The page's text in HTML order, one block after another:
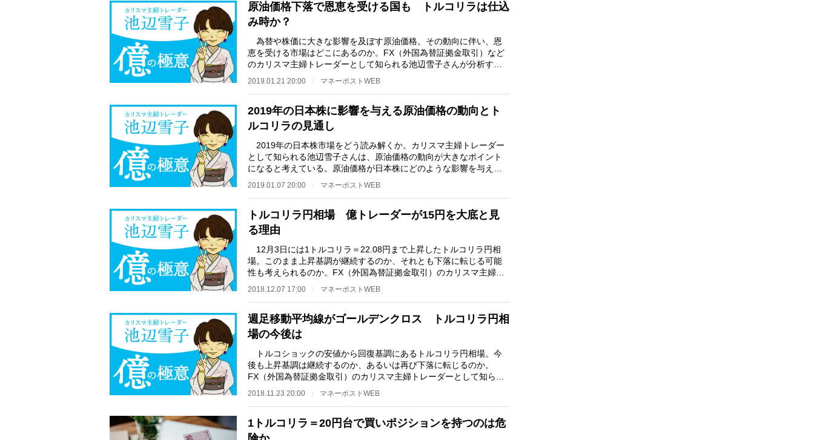
原油価格下落で恩恵を受ける国も トルコリラは仕込
み時か？
為替や株価に大きな影響を及ぼす原油価格。その動向に伴い、恩
恵を受ける市場はどこにあるのか。FX（外国為替証拠金取引）など
のカリスマ主婦トレーダーとして知られる池辺雪子さんが分析す
2019.01.21 20:00 マネーポストWEB
2019年の日本株に影響を与える原油価格の動向とト
ルコリラの見通し
2019年の日本株市場をどう読み解くか。カリスマ主婦トレーダー
として知られる池辺雪子さんは、原油価格の動向が大きなポイント
になると考えている。原油価格が日本株にどのような影響を与える
2019.01.07 20:00 マネーポストWEB
トルコリラ円相場 億トレーダーが15円を大底と見
る理由
12月3日には1トルコリラ＝22.08円まで上昇したトルコリラ円相
場。このまま上昇基調が継続するのか、それとも下落に転じる可能
性も考えられるのか。FX（外国為替証拠金取引）のカリスマ主婦ト
2018.12.07 17:00 マネーポストWEB
週足移動平均線がゴールデンクロス トルコリラ円相
場の今後は
トルコショックの安値から回復基調にあるトルコリラ円相場。今
後も上昇基調は継続するのか、あるいは再び下落に転じるのか。
FX（外国為替証拠金取引）のカリスマ主婦トレーダーとして知られ
2018.11.23 20:00 マネーポストWEB
1トルコリラ＝20円台で買いポジションを持つのは危